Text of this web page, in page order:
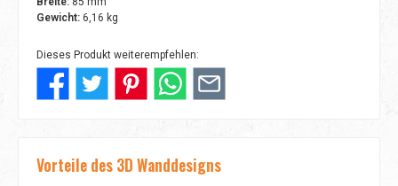
Gewicht: 6,16 kg
Dieses Produkt weiterempfehlen:
Vorteile des 3D Wanddesigns